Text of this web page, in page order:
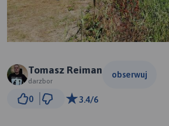
Tomasz Reiman
darzbor
obserwuj
0 3.4/6